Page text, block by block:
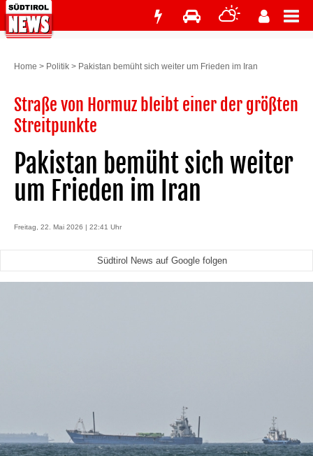
Home > Politik > Pakistan bemüht sich weiter um Frieden im Iran
Straße von Hormuz bleibt einer der größten
Streitpunkte
Pakistan bemüht sich weiter
um Frieden im Iran
Freitag, 22. Mai 2026 | 22:41 Uhr
Südtirol News auf Google folgen